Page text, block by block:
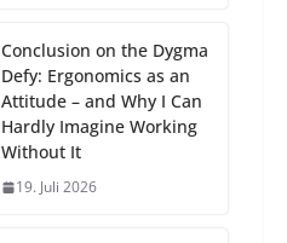
Conclusion on the Dygma
Defy: Ergonomics as an
Attitude – and Why I Can
Hardly Imagine Working
Without It
19. Juli 2026